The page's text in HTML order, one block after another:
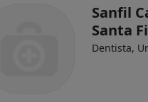
Sanfil
Santa
Dentista,